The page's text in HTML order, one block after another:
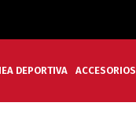
DEPORTIVA ACCESORIOS